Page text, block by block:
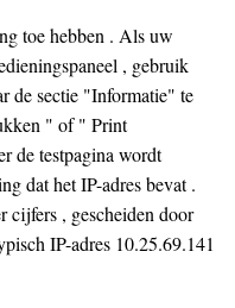
toe hebben . Als uw
, gebruik
de sectie "Informatie" te
" of " Print
de testpagina wordt
dat het IP-adres bevat .
cijfers , gescheiden door
IP-adres 10.25.69.141